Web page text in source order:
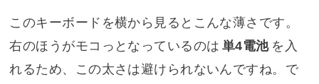
このキーボードを横から見るとこんな薄さです。
右のほうがモコっとなっているのは 単4電池 を入
れるため、この太さは避けられないんですね。で